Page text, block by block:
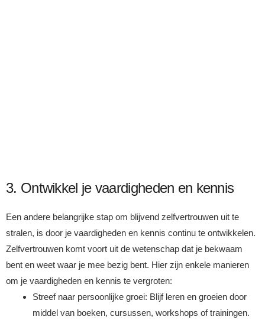
3. Ontwikkel je vaardigheden en kennis
Een andere belangrijke stap om blijvend zelfvertrouwen uit te
stralen, is door je vaardigheden en kennis continu te ontwikkelen.
Zelfvertrouwen komt voort uit de wetenschap dat je bekwaam
bent en weet waar je mee bezig bent. Hier zijn enkele manieren
om je vaardigheden en kennis te vergroten:
Streef naar persoonlijke groei: Blijf leren en groeien door
middel van boeken, cursussen, workshops of trainingen.